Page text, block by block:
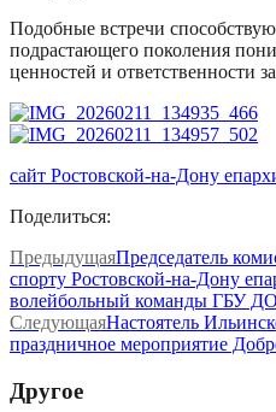
Подобные встречи
подрастающего поколения
ценностей и ответственности
сайт Ростовской-на-Дону
Поделиться:
ПредыдущаяПредседатель
спорту Ростовской-на-Дону
волейбольный команды ГБУ
СледующаяНастоятель
праздничное мероприятие
Другое